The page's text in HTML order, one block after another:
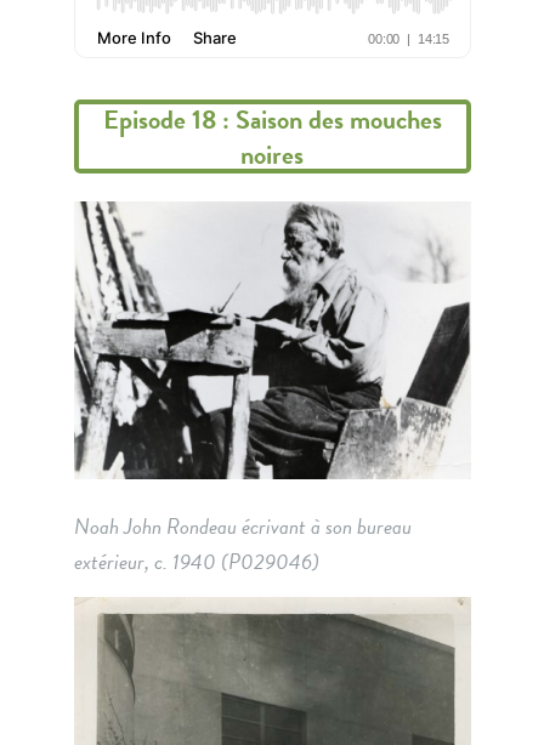
Episode 18 : Saison des mouches
noires
Noah John Rondeau écrivant à son bureau
extérieur, c. 1940 (P029046)